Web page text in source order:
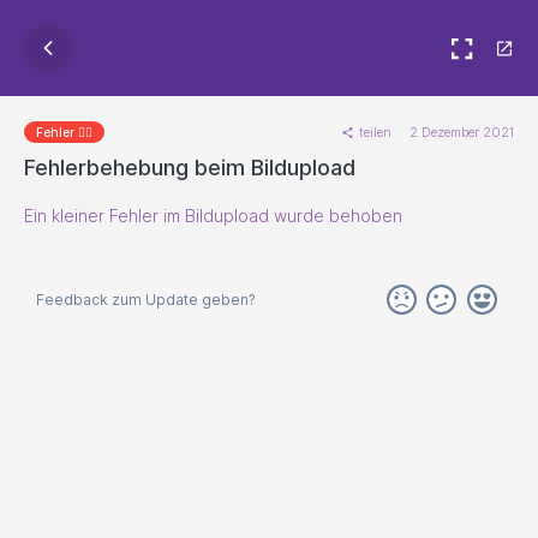
Fehler 🐱‍💻 teilen 2 Dezember 2021
Fehlerbehebung beim Bildupload
Ein kleiner Fehler im Bildupload wurde behoben
Feedback zum Update geben?